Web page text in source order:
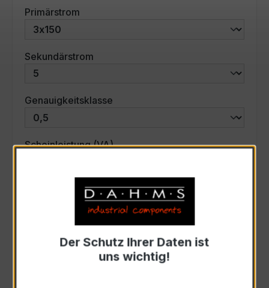
Primärstrom
Sekundärstrom
Genauigkeitsklasse
Scheinleistung (VA)auswählen
Auswahl zurücksetzen
Der Schutz Ihrer Daten ist
uns wichtig!